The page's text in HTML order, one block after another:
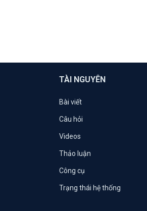
TÀI NGUYÊN
Bài viết
Câu hỏi
Videos
Thảo luận
Công cụ
Trạng thái hệ thống